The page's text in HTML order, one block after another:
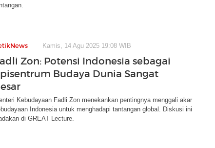
Kamis, 14 Agu 2025 19:08 WIB
Zon: Potensi Indonesia sebagai
Budaya Dunia Sangat
Kebudayaan Fadli Zon menekankan pentingnya menggali akar
Indonesia untuk menghadapi tantangan global. Diskusi ini
di GREAT Lecture.